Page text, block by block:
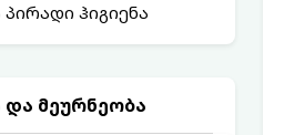
ჰიგიენა
და მეურნეობა